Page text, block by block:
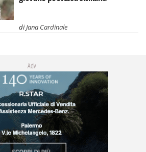
diJana Cardinale
Adv